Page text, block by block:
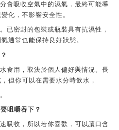
會吸收空氣中的濕氣，最終可能導
化，不影響安全性。
已密封的包裝或瓶裝具有抗濕性，
通常也能保持良好狀態。
食用，取決於個人偏好與情況。長
但你可以在需要水分時飲水，
。
咀嚼吞下？
吸收，所以若你喜歡，可以讓口含